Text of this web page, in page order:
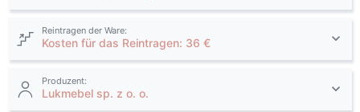
Reintragen der Ware:
Kosten für das Reintragen: 36 €
Produzent:
Lukmebel sp. z o. o.